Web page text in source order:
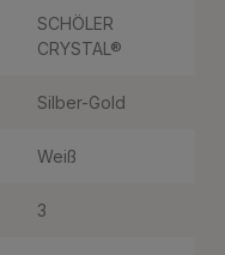
SCHÖLER
CRYSTAL®
Silber-Gold
Weiß
3